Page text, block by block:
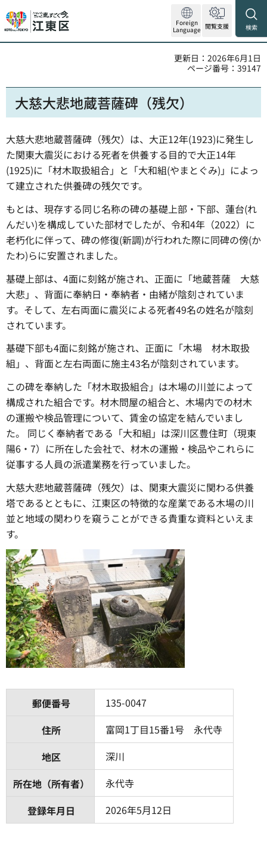
Foreign
Language 閲覧支援 検索
更新日：2026年6月1日
ページ番号：39147
大慈大悲地蔵菩薩碑（残欠）
大慈大悲地蔵菩薩碑（残欠）は、大正12年(1923)に発生し
た関東大震災における死者を供養する目的で大正14年
(1925)に「材木取扱組合」と「大和組(やまとぐみ)」によっ
て建立された供養碑の残欠です。
もとは、現存する同じ名称の碑の基礎上部・下部、蓮台(れ
んだい)を構成していた部材でしたが、令和4年（2022）に
老朽化に伴って、碑の修復(新調)が行われた際に同碑の傍(か
たわ)らに安置されました。
基礎上部は、4面に刻銘が施され、正面に「地蔵菩薩 大慈
大悲」、背面に奉納日・奉納者・由緒が陰刻されていま
す。そして、左右両面に震災による死者49名の姓名が陰刻
されています。
基礎下部も4面に刻銘が施され、正面に「木場 材木取扱
組」、背面と左右両面に施主43名が陰刻されています。
この碑を奉納した「材木取扱組合」は木場の川並によって
構成された組合です。材木問屋の組合と、木場内での材木
の運搬や検品管理について、賃金の協定を結んでいまし
た。 同じく奉納者である「大和組」は深川区豊住町（現東
陽6・7）に所在した会社で、材木の運搬・検品やこれらに
従事する人員の派遣業務を行っていました。
大慈大悲地蔵菩薩碑（残欠）は、関東大震災に関わる供養
塔であるとともに、江東区の特徴的な産業である木場の川
並と地域の関わりを窺うことができる貴重な資料といえま
す。
郵便番号
135-0047
住所
富岡1丁目15番1号 永代寺
地区
深川
所在地（所有者）
永代寺
登録年月日
2026年5月12日